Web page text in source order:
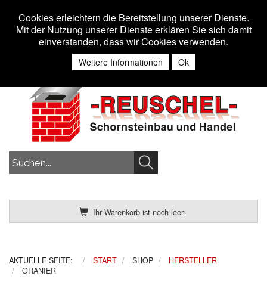
Anmelden
Ihr Warenkorb ist noch leer.
MENU Toggle
AKTUELLE SEITE: START SHOP
HERSTELLER
ORANIER
Cookies erleichtern die Bereitstellung unserer Dienste.
Mit der Nutzung unserer Dienste erklären Sie sich damit
einverstanden, dass wir Cookies verwenden.
Weitere Informationen Ok